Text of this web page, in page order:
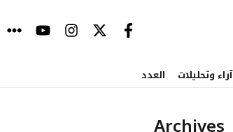
آراء وتحليلات العدد